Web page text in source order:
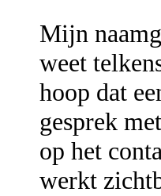
Mijn
weet
hoop dat
gesprek
op het
werkt